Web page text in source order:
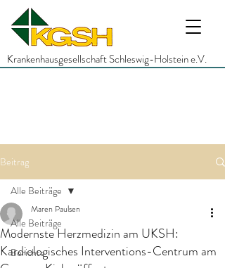
Krankenhausgesellschaft Schleswig-Holstein e.V.
Beitrag
Alle Beiträge
Berichte
Alle Beiträge
Modernste Herzmedizin am UKSH:
Kardiologisches Interventions-Centrum am
Maren Paulsen